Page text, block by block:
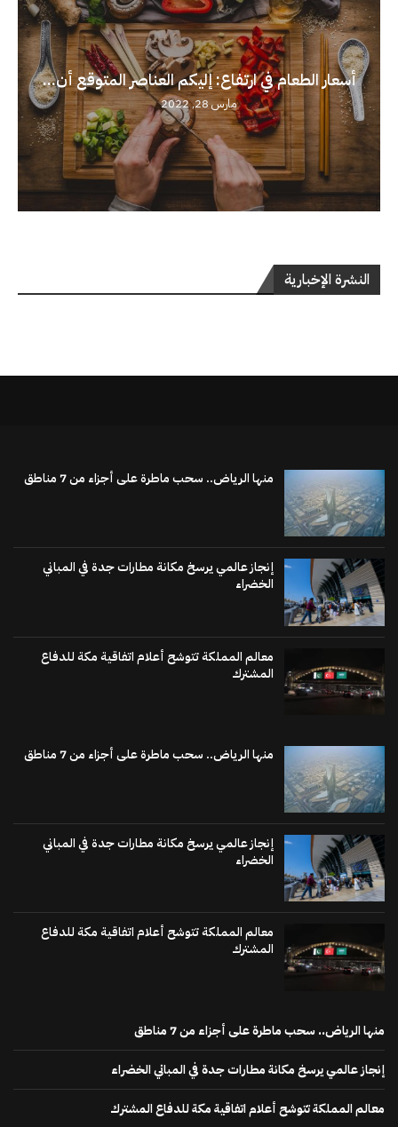
أسعار الطعام في ارتفاع: إليكم العناصر المتوقع أن...
مارس 28, 2022
النشرة الإخبارية
منها الرياض.. سحب ماطرة على أجزاء من 7 مناطق
إنجاز عالمي يرسخ مكانة مطارات جدة في المباني
الخضراء
معالم المملكة تتوشح أعلام اتفاقية مكة للدفاع
المشترك
منها الرياض.. سحب ماطرة على أجزاء من 7 مناطق
إنجاز عالمي يرسخ مكانة مطارات جدة في المباني
الخضراء
معالم المملكة تتوشح أعلام اتفاقية مكة للدفاع
المشترك
منها الرياض.. سحب ماطرة على أجزاء من 7 مناطق
إنجاز عالمي يرسخ مكانة مطارات جدة في المباني الخضراء
معالم المملكة تتوشح أعلام اتفاقية مكة للدفاع المشترك